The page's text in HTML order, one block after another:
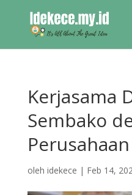
Kerjasama
Sembako
oleh idekece | Feb 14,